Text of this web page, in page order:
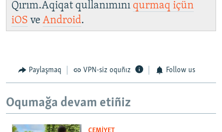
Qırım.Aqiqat qullanımını qurmaq içün
iOS ve Android.
Paylaşmaq VPN-siz oquñız Follow us
Oqumağa devam etiñiz